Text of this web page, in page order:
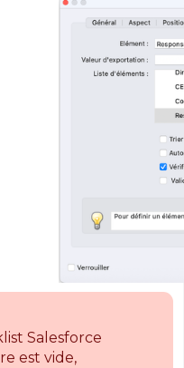
Salesforce
est vide,